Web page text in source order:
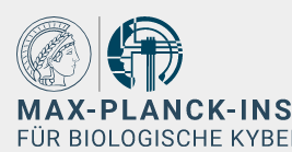
Hauptinhalt